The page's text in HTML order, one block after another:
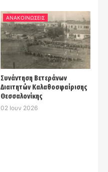
ΑΝΑΚΟΙΝΩΣΕΙΣ
Συνάντηση Βετεράνων
Διαιτητών Καλαθοσφαίρισης
Θεσσαλονίκης
02 Ιουν 2026